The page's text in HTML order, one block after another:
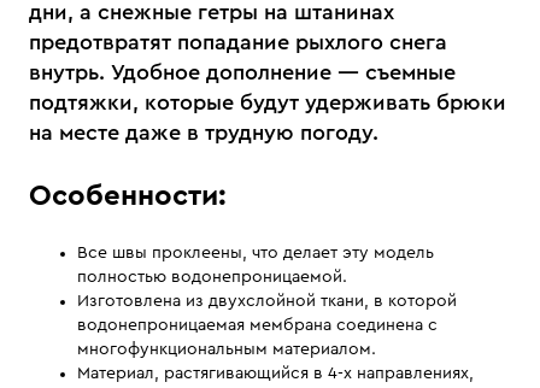
дни, а снежные гетры на штанинах
предотвратят попадание рыхлого снега
внутрь. Удобное дополнение — съемные
подтяжки, которые будут удерживать брюки
на месте даже в трудную погоду.
Особенности:
Все швы проклеены, что делает эту модель
полностью водонепроницаемой.
Изготовлена из двухслойной ткани, в которой
водонепроницаемая мембрана соединена с
многофункциональным материалом.
Материал, растягивающийся в 4-х направлениях,